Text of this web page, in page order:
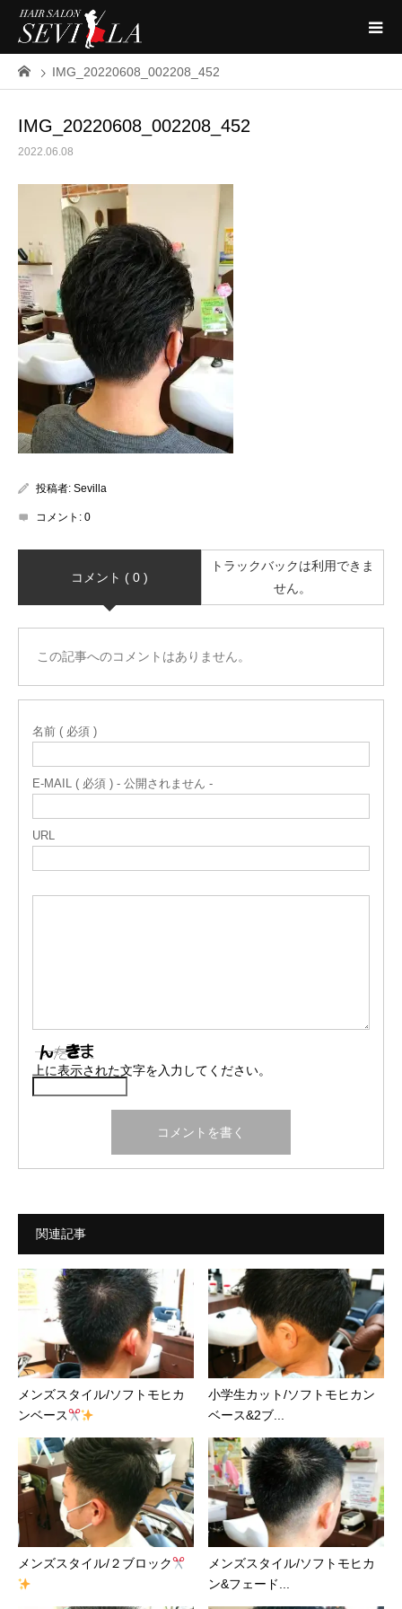
IMG_20220608_002208_452
IMG_20220608_002208_452
2022.06.08
投稿者: Sevilla
コメント: 0
コメント ( 0 )
トラックバックは利用できま
せん。
この記事へのコメントはありません。
名前 ( 必須 )
E-MAIL ( 必須 ) - 公開されません -
URL
上に表示された文字を入力してください。
関連記事
メンズスタイル/ソフトモヒカ
ンベース
小学生カット/ソフトモヒカン
ベース&2ブ...
メンズスタイル/２ブロック
メンズスタイル/ソフトモヒカ
ン&フェード...